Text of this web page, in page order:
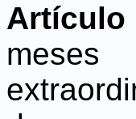
Artículo